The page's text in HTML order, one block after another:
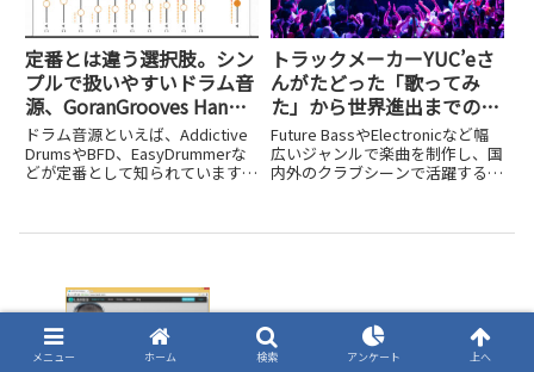
定番とは違う選択肢。シン
プルで扱いやすいドラム音
源、GoranGrooves Handy
Drumsシリーズ
ドラム音源といえば、Addictive
DrumsやBFD、EasyDrummerな
どが定番として知られています
人も多いのではないでしょうか。
トラックメーカーYUC’eさ
んがたどった「歌ってみ
た」から世界進出までの道
のり
Future BassやElectronicなど幅
広いジャンルで楽曲を制作し、国
内外のクラブシーンで活躍するア
ュージカル経験から始まり、ニコ
マスタリングを人工知能が行う時代に!?
メニュー ホーム 検索 アンケート 上へ